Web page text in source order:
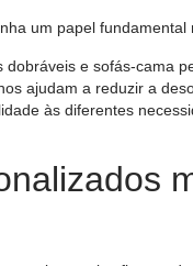
um papel fundamental
​​e sofás-cama
ajudam a reduzir a
às diferentes